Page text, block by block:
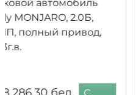
Автобус вагон
VOLKSWAGEN CRAFTER
50 CLASSIKBUS 906.20C,
2008г.в., № кузова
15 000,00 бел.